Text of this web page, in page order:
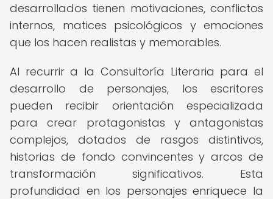
desarrollados tienen motivaciones, conflictos
internos, matices psicológicos y emociones
que los hacen realistas y memorables.
Al recurrir a la Consultoría Literaria para el
desarrollo de personajes, los escritores
pueden recibir orientación especializada
para crear protagonistas y antagonistas
complejos, dotados de rasgos distintivos,
historias de fondo convincentes y arcos de
transformación significativos. Esta
profundidad en los personajes enriquece la